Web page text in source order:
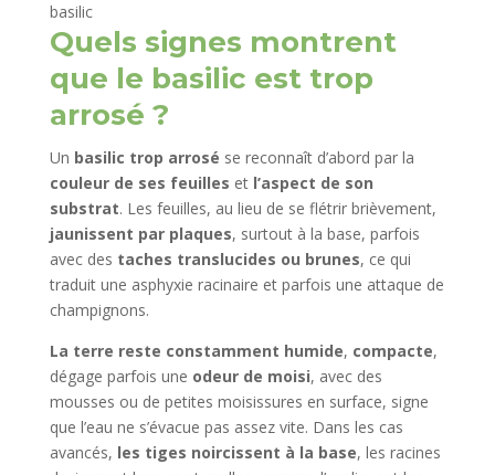
basilic
Quels signes montrent
que le basilic est trop
arrosé ?
Un basilic trop arrosé se reconnaît d’abord par la
couleur de ses feuilles et l’aspect de son
substrat. Les feuilles, au lieu de se flétrir brièvement,
jaunissent par plaques, surtout à la base, parfois
avec des taches translucides ou brunes, ce qui
traduit une asphyxie racinaire et parfois une attaque de
champignons.
La terre reste constamment humide, compacte,
dégage parfois une odeur de moisi, avec des
mousses ou de petites moisissures en surface, signe
que l’eau ne s’évacue pas assez vite. Dans les cas
avancés, les tiges noircissent à la base, les racines